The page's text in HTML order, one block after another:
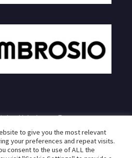
Velodromo Francone
eProgredit.it|Privacy
Policy
to give you the most relevant
your preferences and repeat visits.
consent to the use of ALL the